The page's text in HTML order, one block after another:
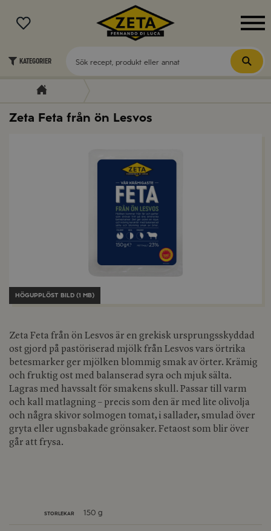
MENY
Kategorier
Zeta Feta från ön Lesvos
HÖGUPPLÖST BILD (1 MB)
Zeta Feta från ön Lesvos är en grekisk ursprungsskyddad
ost gjord på pastöriserad mjölk från Lesvos vars örtrika
betesmarker ger mjölken blommig smak av örter. Krämig
och fruktig ost med balanserad syra och mjuk sälta.
Lagras med havssalt för smakens skull. Passar till varm
och kall matlagning – precis som den är med lite olivolja
och några skivor solmogen tomat, i sallader, smulad över
gryta eller ugnsbakade grönsaker. Fetaost som blir över
går att frysa.
STORLEKAR 150 g